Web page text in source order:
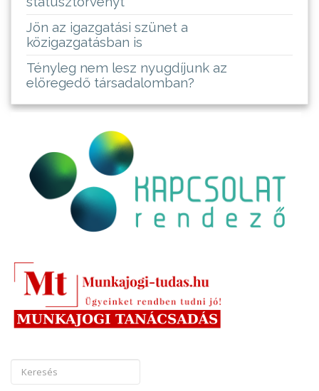
Jön az igazgatási szünet a
közigazgatásban is
Tényleg nem lesz nyugdíjunk az
elöregedő társadalomban?